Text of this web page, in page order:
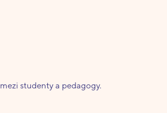
studenty a pedagogy.